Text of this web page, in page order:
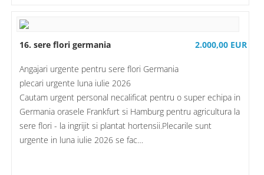
16. sere flori germania 2.000,00 EUR
Angajari urgente pentru sere flori Germania
plecari urgente luna iulie 2026
Cautam urgent personal necalificat pentru o super echipa in
Germania orasele Frankfurt si Hamburg pentru agricultura la
sere flori - la ingrijit si plantat hortensii.Plecarile sunt
urgente in luna iulie 2026 se fac…